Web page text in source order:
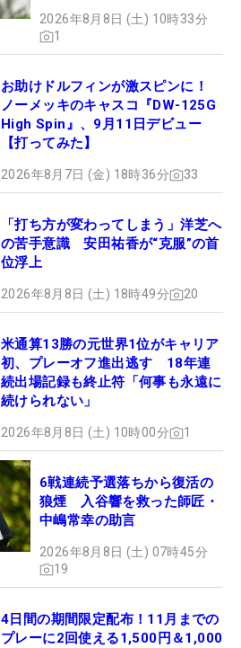
2026年8月8日 (土) 10時33分
1
お助けドルフィンが激スピンに！
ノーメッキのキャスコ『DW-125G
High Spin』、9月11日デビュー
【打ってみた】
2026年8月7日 (金) 18時36分 33
「打ち方が変わってしまう」洋芝へ
の苦手意識 安田祐香が“克服”の首
位浮上
2026年8月8日 (土) 18時49分 20
米通算13勝の元世界1位がキャリア
初、プレーオフ進出逃す 18年連
続出場記録も終止符「何事も永遠に
続けられない」
2026年8月8日 (土) 10時00分 1
6戦連続予選落ちから復活の
狼煙 入谷響を救った師匠・
中嶋常幸の助言
2026年8月8日 (土) 07時45分
19
4日間の期間限定配布！11月までの
プレーに2回使える1,500円＆1,000